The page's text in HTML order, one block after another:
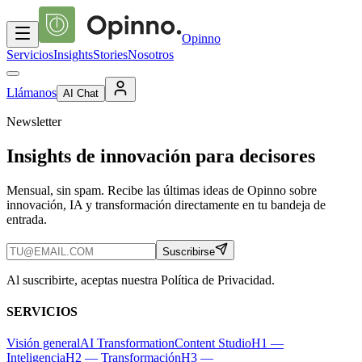
Opinno
ServiciosInsightsStoriesNosotros
Llámanos AI Chat
Newsletter
Insights de innovación para decisores
Mensual, sin spam. Recibe las últimas ideas de Opinno sobre
innovación, IA y transformación directamente en tu bandeja de
entrada.
Suscribirse
Al suscribirte, aceptas nuestra Política de Privacidad.
SERVICIOS
Visión generalAI TransformationContent StudioH1 —
InteligenciaH2 — TransformaciónH3 —